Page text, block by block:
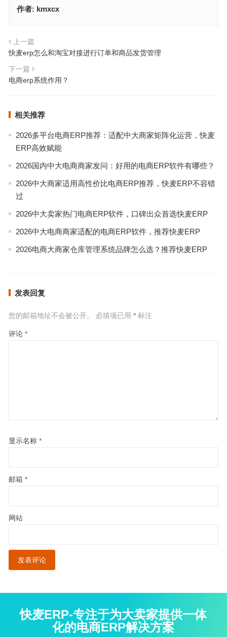
作者: kmxcx
上一篇
快麦erp怎么和淘宝对接进行订单和商品发货管理
下一篇
电商erp系统作用？
相关推荐
2026多平台电商ERP推荐：适配中大商家矩阵化运营，快麦
ERP高效赋能
2026国内中大电商商家发问：好用的电商ERP软件有哪些？
2026中大商家适用高性价比电商ERP推荐，快麦ERP不容错
过
2026中大卖家热门电商ERP软件，口碑出众首选快麦ERP
2026中大电商商家适配的电商ERP软件，推荐快麦ERP
2026电商大商家仓库管理系统品牌怎么选？推荐快麦ERP
发表回复
您的邮箱地址不会被公开。 必填项已用 *标注
评论 *
显示名称 *
邮箱 *
网站
快麦ERP-专注于为大卖家提供一体
化的电商ERP解决方案